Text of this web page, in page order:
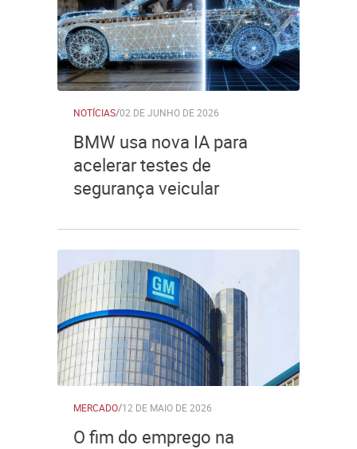
NOTÍCIAS/02 DE JUNHO DE 2026
BMW usa nova IA para
acelerar testes de
segurança veicular
MERCADO/12 DE MAIO DE 2026
O fim do emprego na